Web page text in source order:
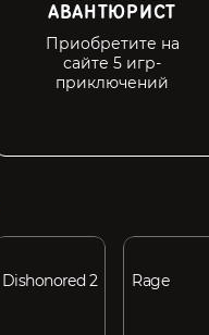
АВАНТЮРИСТ
Приобретите на
сайте 5 игр-
приключений
Dishonored 2 Rage